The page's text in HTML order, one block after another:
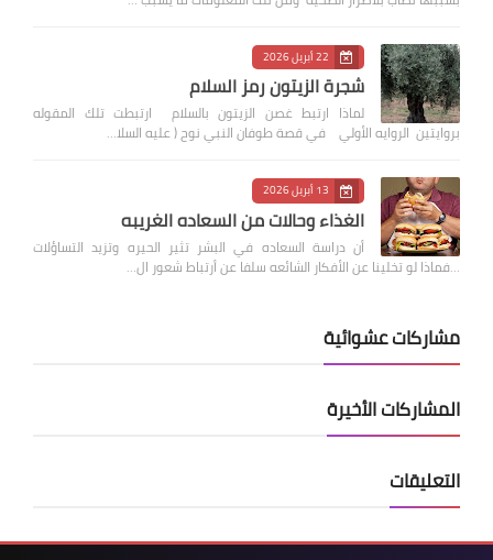
22 أبريل 2026
شجرة الزيتون رمز السلام
لماذا ارتبط غصن الزيتون بالسلام ارتبطت تلك المقوله
بروايتين الروايه الأولي في قصة طوفان النبي نوح ( عليه السلا…
13 أبريل 2026
الغذاء وحالات من السعاده الغريبه
أن دراسة السعاده في البشر تثير الحيره وتزيد التساؤلات
...فماذا لو تخلينا عن الأفكار الشائعه سلفا عن أرتباط شعور ال…
مشاركات عشوائية
المشاركات الأخيرة
التعليقات